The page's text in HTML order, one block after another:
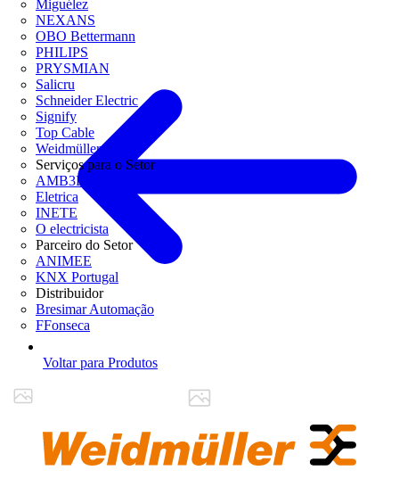
Miguélez
NEXANS
OBO Bettermann
PHILIPS
PRYSMIAN
Salicru
Schneider Electric
Signify
Top Cable
Weidmüller
Serviços para o Setor
AMB3E
Eletrica
INETE
O electricista
Parceiro do Setor
ANIMEE
KNX Portugal
Distribuidor
Bresimar Automação
FFonseca
Voltar para Produtos